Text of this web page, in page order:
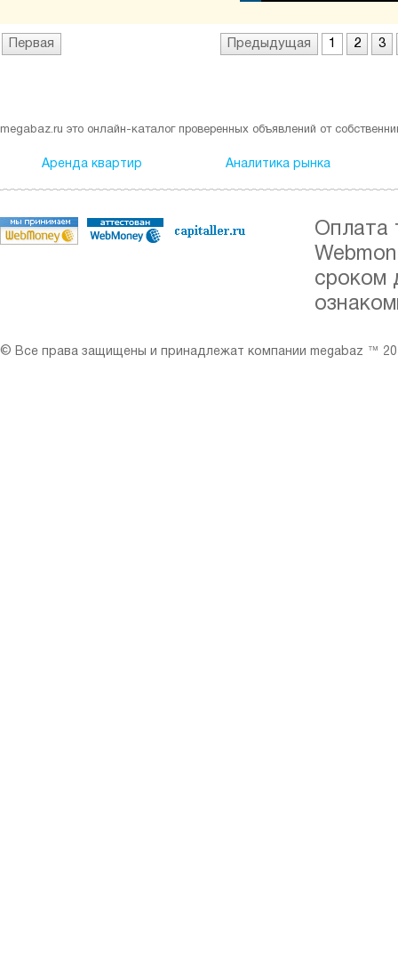
Первая Предыдущая 1 2 3
megabaz.ru это онлайн-каталог проверенных объявлений от
Аренда квартир Аналитика рынка
Оплата
сроком
© Все права защищены и принадлежат компании megabaz ™